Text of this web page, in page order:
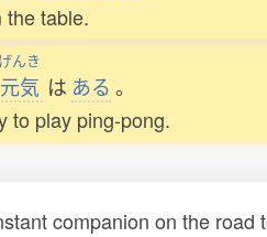
the table.
げんき
元気 は ある 。
to play ping-pong.
companion on the